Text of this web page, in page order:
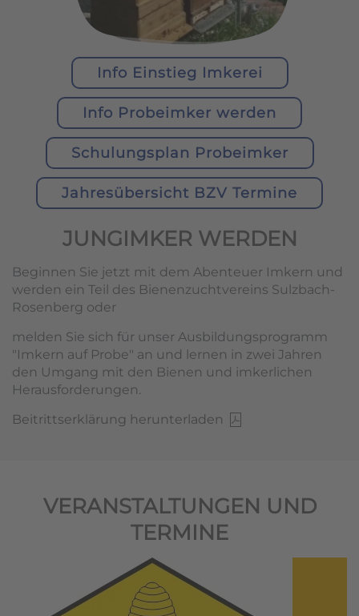
Info Einstieg Imkerei
Info Probeimker werden
Schulungsplan Probeimker
Jahresübersicht BZV Termine
JUNGIMKER WERDEN
Beginnen Sie jetzt mit dem Abenteuer Imkern und
werden ein Teil des Bienenzuchtvereins Sulzbach-
Rosenberg oder
melden Sie sich für unser Ausbildungsprogramm
"Imkern auf Probe" an und lernen in zwei Jahren
den Umgang mit den Bienen und imkerlichen
Herausforderungen.
Beitrittserklärung herunterladen
VERANSTALTUNGEN UND
TERMINE